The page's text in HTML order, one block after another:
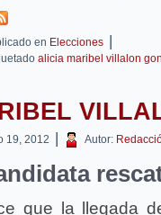
en Elecciones |
alicia maribel villalon
19, 2012 | Autor:
que la llegada